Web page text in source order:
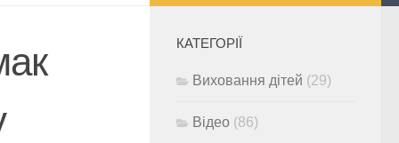
КАТЕГОРІЇ
Виховання дітей (29)
Відео (86)